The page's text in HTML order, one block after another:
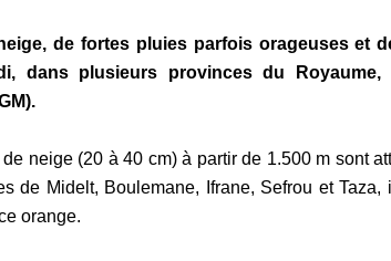
de fortes pluies parfois orageuses et
dans plusieurs provinces du
neige (20 à 40 cm) à partir de 1.500 m sont
de Midelt, Boulemane, Ifrane, Sefrou et
orange.